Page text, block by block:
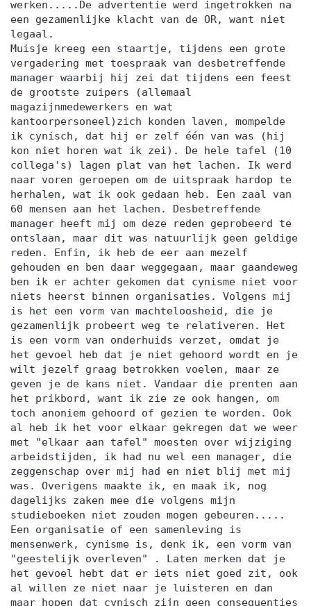
werken.....De advertentie werd ingetrokken na
een gezamenlijke klacht van de OR, want niet
legaal.
Muisje kreeg een staartje, tijdens een grote
vergadering met toespraak van desbetreffende
manager waarbij hij zei dat tijdens een feest
de grootste zuipers (allemaal
magazijnmedewerkers en wat
kantoorpersoneel)zich konden laven, mompelde
ik cynisch, dat hij er zelf één van was (hij
kon niet horen wat ik zei). De hele tafel (10
collega's) lagen plat van het lachen. Ik werd
naar voren geroepen om de uitspraak hardop te
herhalen, wat ik ook gedaan heb. Een zaal van
60 mensen aan het lachen. Desbetreffende
manager heeft mij om deze reden geprobeerd te
ontslaan, maar dit was natuurlijk geen geldige
reden. Enfin, ik heb de eer aan mezelf
gehouden en ben daar weggegaan, maar gaandeweg
ben ik er achter gekomen dat cynisme niet voor
niets heerst binnen organisaties. Volgens mij
is het een vorm van machteloosheid, die je
gezamenlijk probeert weg te relativeren. Het
is een vorm van onderhuids verzet, omdat je
het gevoel heb dat je niet gehoord wordt en je
wilt jezelf graag betrokken voelen, maar ze
geven je de kans niet. Vandaar die prenten aan
het prikbord, want ik zie ze ook hangen, om
toch anoniem gehoord of gezien te worden. Ook
al heb ik het voor elkaar gekregen dat we weer
met "elkaar aan tafel" moesten over wijziging
arbeidstijden, ik had nu wel een manager, die
zeggenschap over mij had en niet blij met mij
was. Overigens maakte ik, en maak ik, nog
dagelijks zaken mee die volgens mijn
studieboeken niet zouden mogen gebeuren.....
Een organisatie of een samenleving is
mensenwerk, cynisme is, denk ik, een vorm van
"geestelijk overleven" . Laten merken dat je
het gevoel hebt dat er iets niet goed zit, ook
al willen ze niet naar je luisteren en dan
maar hopen dat cynisch zijn geen consequenties